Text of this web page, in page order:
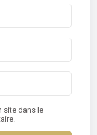
site dans le